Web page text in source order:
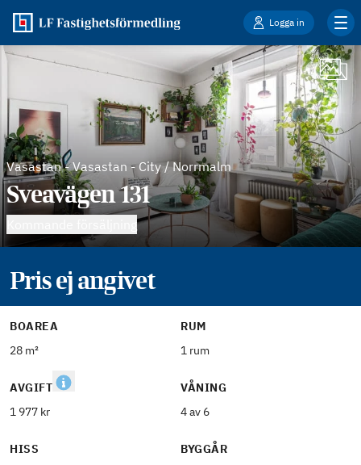
Logga in
Vasastan-Vasastan - City / Norrmalm
Sveavägen 131
Pris ej angivet
BOAREA
28 m²
RUM
1 rum
AVGIFT
1 977 kr
VÅNING
4 av 6
HISS
BYGGÅR